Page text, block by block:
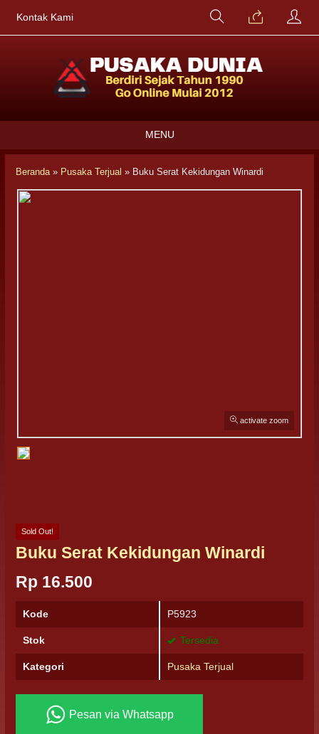
Kontak Kami
MENU
Beranda» Pusaka Terjual » Buku Serat Kekidungan Winardi
activate zoom
Sold Out!
Buku Serat Kekidungan Winardi
Rp 16.500
Kode P5923
Stok Tersedia
Kategori Pusaka Terjual
Pesan via Whatsapp